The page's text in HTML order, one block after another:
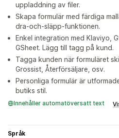
uppladdning av filer.
Skapa formulär med färdiga
dra-och-släpp-funktionen.
Enkel integration med Klaviyo,
GSheet. Lägg till tagg på kund.
Tagga kunden när formuläret
Grossist, Återförsäljare, osv.
Personliga formulär är
butiks stil.
Innehåller automatöversatt text
Språk